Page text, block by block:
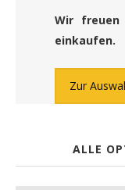
Wir freuen
einkaufen.
Zur
ALLE